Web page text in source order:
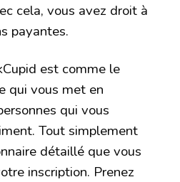
cela, vous avez droit à
payantes.
est comme le
qui vous met en
qui vous
Tout simplement
détaillé que vous
inscription. Prenez